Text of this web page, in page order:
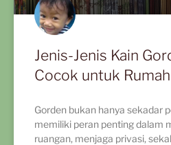
Jenis-Jenis Kain
Cocok untuk
Gorden bukan hanya sekadar
memiliki peran penting dalam
ruangan, menjaga privasi,